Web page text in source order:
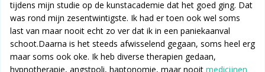
tijdens mijn studie op de kunstacademie dat het goed ging. Dat
was rond mijn zesentwintigste. Ik had er toen ook wel soms
last van maar nooit echt zo ver dat ik in een paniekaanval
schoot.Daarna is het steeds afwisselend gegaan, soms heel erg
maar soms ook oke. Ik heb diverse therapien gedaan,
hypnotherapie, angstpoli, haptonomie, maar nooit medicijnen